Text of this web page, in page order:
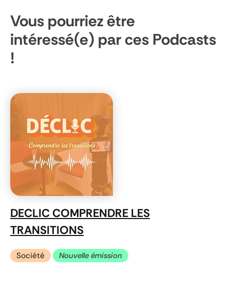
Vous pourriez être
intéressé(e) par ces Podcasts
!
DECLIC COMPRENDRE LES
TRANSITIONS
Société Nouvelle émission